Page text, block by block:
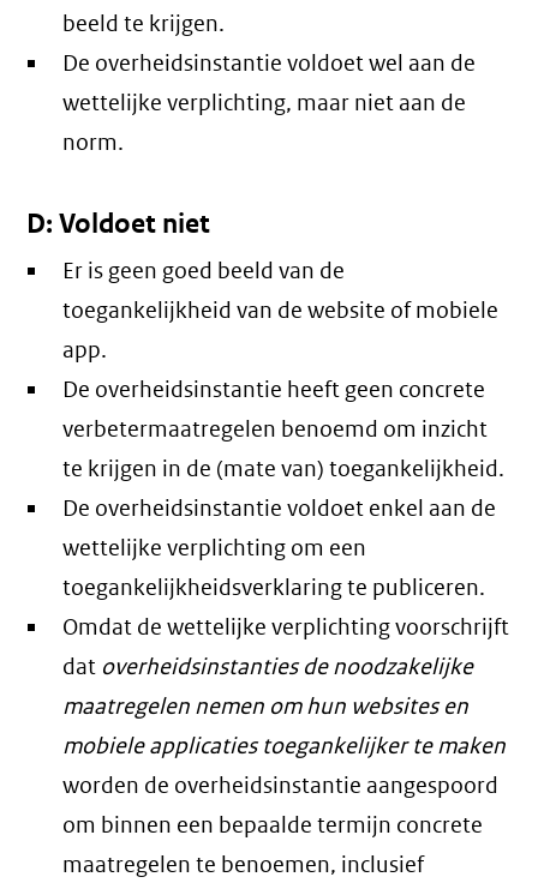
beeld te krijgen.
De overheidsinstantie voldoet wel aan de
wettelijke verplichting, maar niet aan de
norm.
D: Voldoet niet
Er is geen goed beeld van de
toegankelijkheid van de website of mobiele
app.
De overheidsinstantie heeft geen concrete
verbetermaatregelen benoemd om inzicht
te krijgen in de (mate van) toegankelijkheid.
De overheidsinstantie voldoet enkel aan de
wettelijke verplichting om een
toegankelijkheidsverklaring te publiceren.
Omdat de wettelijke verplichting voorschrijft
dat overheidsinstanties de noodzakelijke
maatregelen nemen om hun websites en
mobiele applicaties toegankelijker te maken
worden de overheidsinstantie aangespoord
om binnen een bepaalde termijn concrete
maatregelen te benoemen, inclusief